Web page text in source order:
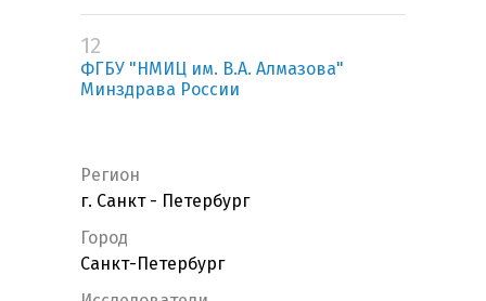
12
ФГБУ "НМИЦ им. В.А. Алмазова"
Минздрава России
Регион
г. Санкт - Петербург
Город
Санкт-Петербург